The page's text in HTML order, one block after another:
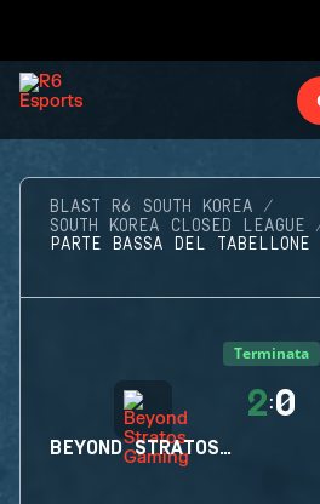
BLAST R6 SOUTH KOREA
SOUTH KOREA CLOSED LEAGUE
PARTE BASSA DEL
Terminata
BEYOND STRATOS GAMING
2:0